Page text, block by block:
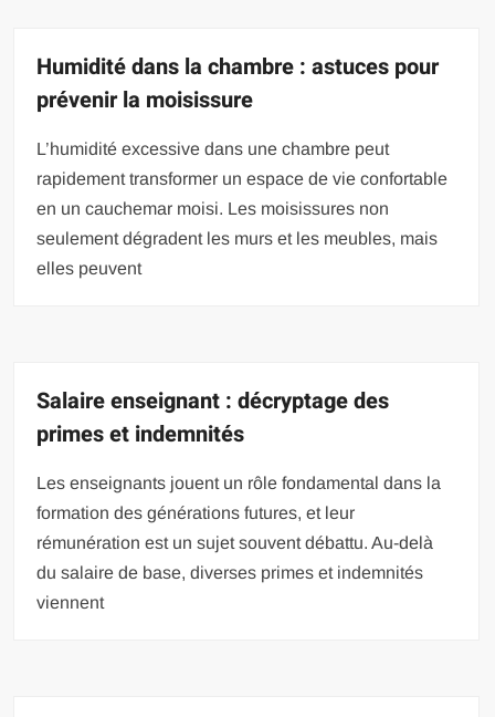
Humidité dans la chambre : astuces pour
prévenir la moisissure
L’humidité excessive dans une chambre peut
rapidement transformer un espace de vie confortable
en un cauchemar moisi. Les moisissures non
seulement dégradent les murs et les meubles, mais
elles peuvent
Salaire enseignant : décryptage des
primes et indemnités
Les enseignants jouent un rôle fondamental dans la
formation des générations futures, et leur
rémunération est un sujet souvent débattu. Au-delà
du salaire de base, diverses primes et indemnités
viennent